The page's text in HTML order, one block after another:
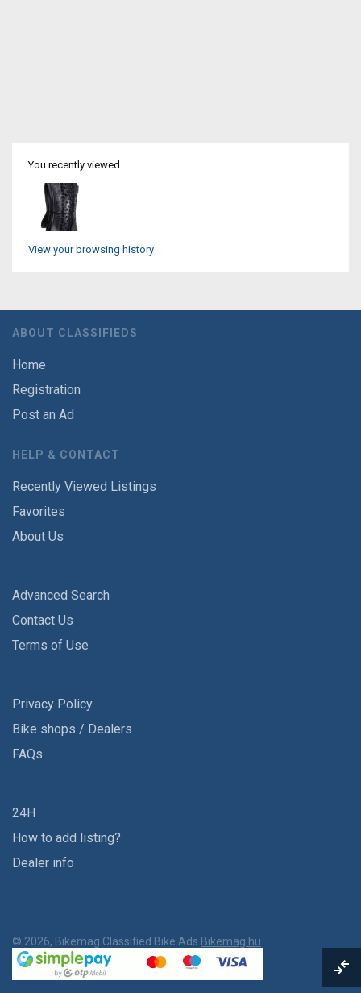
You recently viewed
View your browsing history
ABOUT CLASSIFIEDS
Home
Registration
Post an Ad
HELP & CONTACT
Recently Viewed Listings
Favorites
About Us
Advanced Search
Contact Us
Terms of Use
Privacy Policy
Bike shops / Dealers
FAQs
24H
How to add listing?
Dealer info
© 2026, Bikemag Classified Bike Ads Bikemag.hu